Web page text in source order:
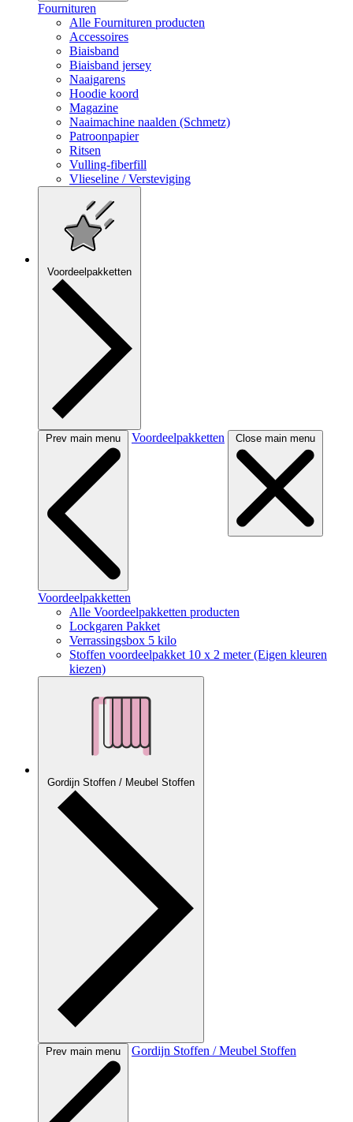
Fournituren
Alle Fournituren producten
Accessoires
Biaisband
Biaisband jersey
Naaigarens
Hoodie koord
Magazine
Naaimachine naalden (Schmetz)
Patroonpapier
Ritsen
Vulling-fiberfill
Vlieseline / Versteviging
Voordeelpakketten
Prev main menu Voordeelpakketten Close main menu
Voordeelpakketten
Alle Voordeelpakketten producten
Lockgaren Pakket
Verrassingsbox 5 kilo
Stoffen voordeelpakket 10 x 2 meter (Eigen kleuren
kiezen)
Gordijn Stoffen / Meubel Stoffen
Prev main menu Gordijn Stoffen / Meubel Stoffen